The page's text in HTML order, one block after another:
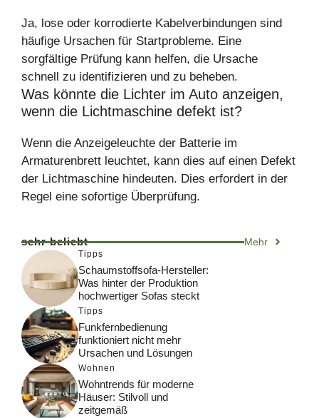
Ja, lose oder korrodierte Kabelverbindungen sind
häufige Ursachen für Startprobleme. Eine
sorgfältige Prüfung kann helfen, die Ursache
schnell zu identifizieren und zu beheben.
Was könnte die Lichter im Auto anzeigen,
wenn die Lichtmaschine defekt ist?
Wenn die Anzeigeleuchte der Batterie im
Armaturenbrett leuchtet, kann dies auf einen Defekt
der Lichtmaschine hindeuten. Dies erfordert in der
Regel eine sofortige Überprüfung.
sehr beliebt Mehr
Tipps
Schaumstoffsofa-Hersteller:
Was hinter der Produktion
hochwertiger Sofas steckt
Tipps
Funkfernbedienung
funktioniert nicht mehr
Ursachen und Lösungen
Wohnen
Wohntrends für moderne
Häuser: Stilvoll und
zeitgemäß